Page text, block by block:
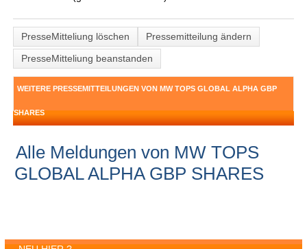
PresseMitteliung löschen
Pressemitteilung ändern
PresseMitteliung beanstanden
WEITERE PRESSEMITTEILUNGEN VON MW TOPS GLOBAL ALPHA GBP
SHARES
Alle Meldungen von MW TOPS
GLOBAL ALPHA GBP SHARES